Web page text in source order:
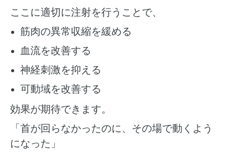
ここに適切に注射を行うことで、
筋肉の異常収縮を緩める
血流を改善する
神経刺激を抑える
可動域を改善する
効果が期待できます。
「首が回らなかったのに、その場で動くよう
になった」